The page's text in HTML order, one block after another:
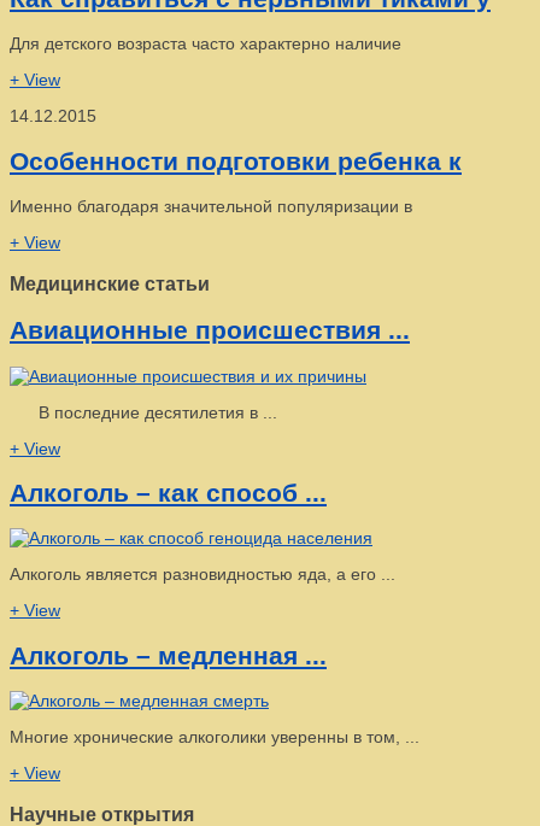
Для детского возраста часто характерно наличие
+ View
14.12.2015
Особенности подготовки ребенка к
Именно благодаря значительной популяризации в
+ View
Медицинские статьи
Авиационные происшествия ...
В последние десятилетия в ...
+ View
Алкоголь – как способ ...
Алкоголь является разновидностью яда, а его ...
+ View
Алкоголь – медленная ...
Многие хронические алкоголики уверенны в том, ...
+ View
Научные открытия